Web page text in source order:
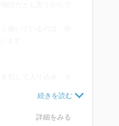
詳細をみる